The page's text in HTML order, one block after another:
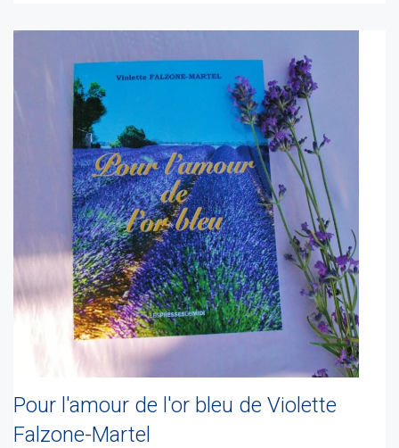
Pour l'amour de l'or bleu de Violette
Falzone-Martel